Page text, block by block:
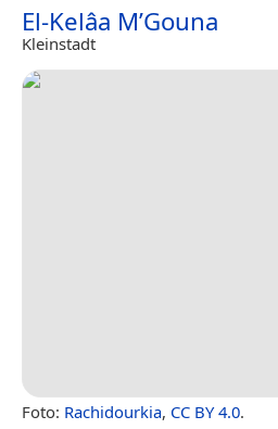
El-Kelâa M’Gouna
Kleinstadt
Foto: Rachidourkia, CC BY 4.0.